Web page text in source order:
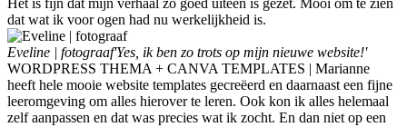
Het is fijn dat mijn verhaal zo goed uiteen is gezet. Mooi om te zien
dat wat ik voor ogen had nu werkelijkheid is.
Eveline | fotograaf'Yes, ik ben zo trots op mijn nieuwe website!'
WORDPRESS THEMA + CANVA TEMPLATES | Marianne
heeft hele mooie website templates gecreëerd en daarnaast een fijne
leeromgeving om alles hierover te leren. Ook kon ik alles helemaal
zelf aanpassen en dat was precies wat ik zocht. En dan niet op een